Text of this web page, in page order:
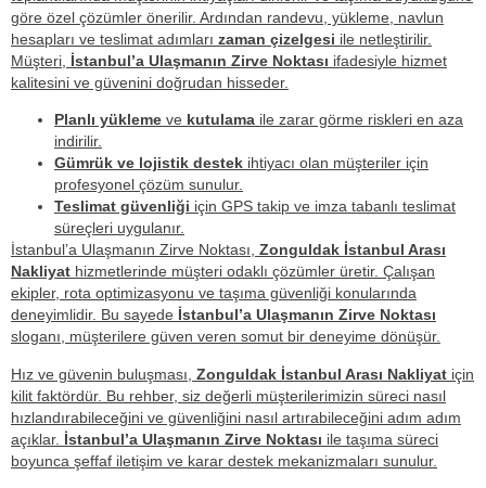
göre özel çözümler önerilir. Ardından randevu, yükleme, navlun
hesapları ve teslimat adımları zaman çizelgesi ile netleştirilir.
Müşteri, İstanbul’a Ulaşmanın Zirve Noktası ifadesiyle hizmet
kalitesini ve güvenini doğrudan hisseder.
Planlı yükleme ve kutulama ile zarar görme riskleri en aza
indirilir.
Gümrük ve lojistik destek ihtiyacı olan müşteriler için
profesyonel çözüm sunulur.
Teslimat güvenliği için GPS takip ve imza tabanlı teslimat
süreçleri uygulanır.
İstanbul’a Ulaşmanın Zirve Noktası, Zonguldak İstanbul Arası
Nakliyat hizmetlerinde müşteri odaklı çözümler üretir. Çalışan
ekipler, rota optimizasyonu ve taşıma güvenliği konularında
deneyimlidir. Bu sayede İstanbul’a Ulaşmanın Zirve Noktası
sloganı, müşterilere güven veren somut bir deneyime dönüşür.
Hız ve güvenin buluşması, Zonguldak İstanbul Arası Nakliyat için
kilit faktördür. Bu rehber, siz değerli müşterilerimizin süreci nasıl
hızlandırabileceğini ve güvenliğini nasıl artırabileceğini adım adım
açıklar. İstanbul’a Ulaşmanın Zirve Noktası ile taşıma süreci
boyunca şeffaf iletişim ve karar destek mekanizmaları sunulur.